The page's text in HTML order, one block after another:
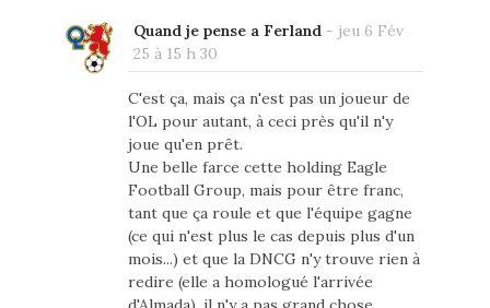
Quand je pense a Ferland- jeu 6 Fév
25 à 15 h 30
C'est ça, mais ça n'est pas un joueur de
l'OL pour autant, à ceci près qu'il n'y
joue qu'en prêt.
Une belle farce cette holding Eagle
Football Group, mais pour être franc,
tant que ça roule et que l'équipe gagne
(ce qui n'est plus le cas depuis plus d'un
mois...) et que la DNCG n'y trouve rien à
redire (elle a homologué l'arrivée